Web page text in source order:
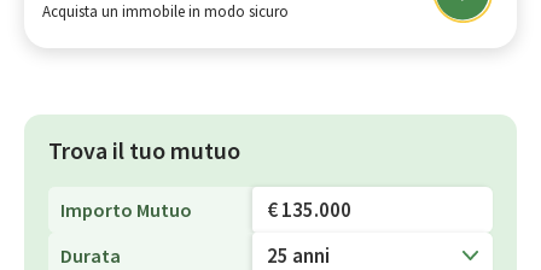
Acquista un immobile in modo sicuro
Trova il tuo mutuo
Importo Mutuo
Durata
25 anni